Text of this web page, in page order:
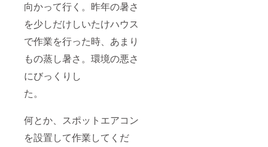
向かって行く。昨年の暑さ
を少しだけしいたけハウス
で作業を行った時、あまり
もの蒸し暑さ。環境の悪さ
にびっくりし
た。
何とか、スポットエアコン
を設置して作業してくだ